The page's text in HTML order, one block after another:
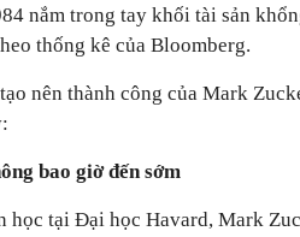
nắm trong tay khối tài sản
thống kê của Bloomberg.
nên thành công của Mark
bao giờ đến sớm
học tại Đại học Havard, Mark